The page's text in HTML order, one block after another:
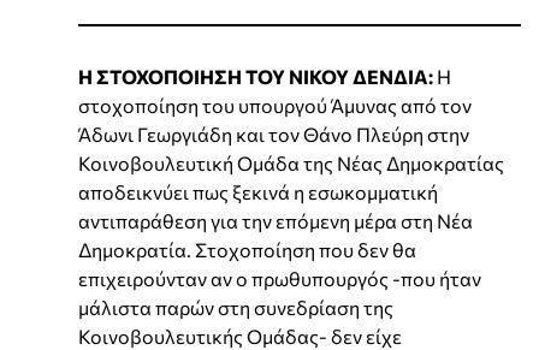
Η ΣΤΟΧΟΠΟΙΗΣΗ ΤΟΥ ΝΙΚΟΥ ΔΕΝΔΙΑ: Η
στοχοποίηση του υπουργού Άμυνας από τον
Άδωνι Γεωργιάδη και τον Θάνο Πλεύρη στην
Κοινοβουλευτική Ομάδα της Νέας Δημοκρατίας
αποδεικνύει πως ξεκινά η εσωκομματική
αντιπαράθεση για την επόμενη μέρα στη Νέα
Δημοκρατία. Στοχοποίηση που δεν θα
επιχειρούνταν αν ο πρωθυπουργός -που ήταν
μάλιστα παρών στη συνεδρίαση της
Κοινοβουλευτικής Ομάδας- δεν είχε